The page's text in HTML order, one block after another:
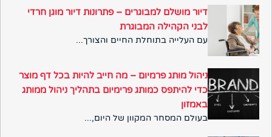
דיור מושלם למבוגרים – פתרונות דיור מוגן חרדי
לבני הקהילה המבוגרת
עם העלייה בתוחלת החיים והצורך...
ניהול מותג פרמיום – מה חייב להיות בכל דף מוצר
כדי להיתפס כמותג פרימיום בתהליך ניהול ממותג
באמזון
בעולם המסחר המקוון של היום,...